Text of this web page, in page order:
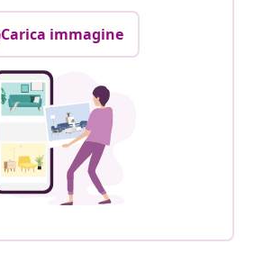
Carica immagine